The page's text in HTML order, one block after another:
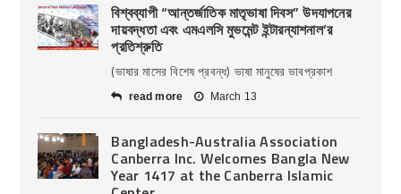
বিশ্বব্যাপী “আন্তর্জাতিক মাতৃভাষা দিবস” উদযাপনের
দায়বদ্ধতা এবং এমএলসি মুভমেন্ট ইন্টারন্যাশনাল’র
প্রতিশ্রুতি
(ভাষার মাসের বিশেষ প্রবন্ধ) ভাষা মানুষের ভাবপ্রকাশ
read more March 13
Bangladesh-Australia Association
Canberra Inc. Welcomes Bangla New
Year 1417 at the Canberra Islamic